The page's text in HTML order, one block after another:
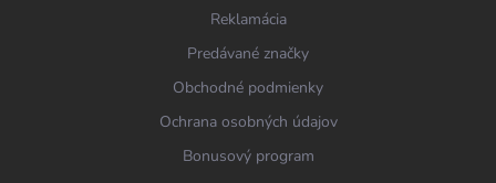
Reklamácia
Predávané značky
Obchodné podmienky
Ochrana osobných údajov
Bonusový program